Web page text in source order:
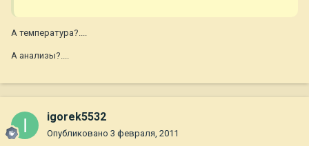
А температура?....
А анализы?....
igorek5532
Опубликовано 3 февраля, 2011